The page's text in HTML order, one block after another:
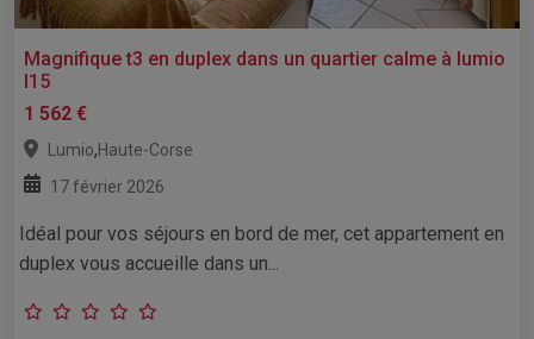
Magnifique t3 en duplex dans un quartier calme à lumio
l15
1 562 €
Lumio,Haute-Corse
17 février 2026
Idéal pour vos séjours en bord de mer, cet appartement en
duplex vous accueille dans un...